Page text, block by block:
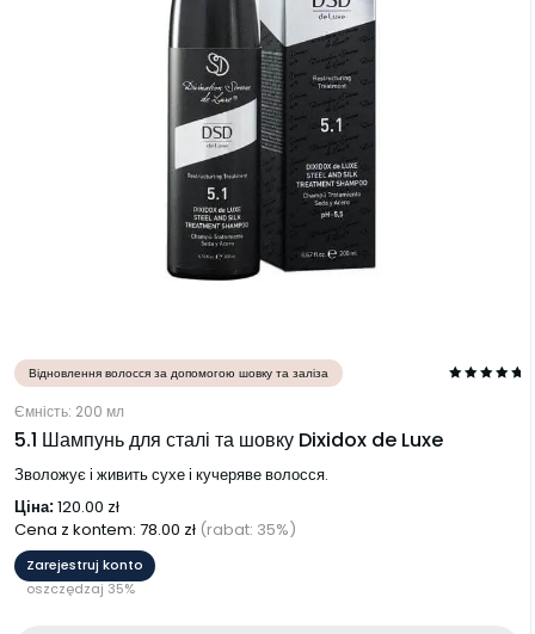
Відновлення волосся за допомогою шовку та заліза
Ємність: 200 мл
5.1 Шампунь для сталі та шовку Dixidox de Luxe
Зволожує і живить сухе і кучеряве волосся.
Ціна:120.00 zł
Cena z kontem: 78.00 zł (rabat: 35%)
Zarejestruj konto
oszczędzaj 35%